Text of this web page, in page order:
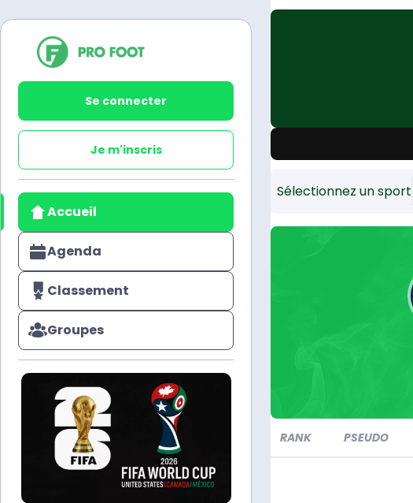
Se connecter
Je m'inscris
Accueil
Agenda
Classement
Groupes
Sélectionnez un sport
RANK PSEUDO